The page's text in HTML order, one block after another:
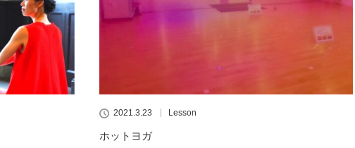
2021.3.23 Lesson
ホットヨガ